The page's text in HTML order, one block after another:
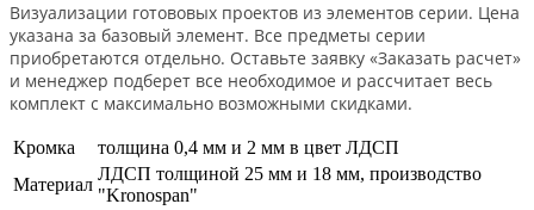
Визуализации готововых проектов из элементов серии. Цена
указана за базовый элемент. Все предметы серии
приобретаются отдельно. Оставьте заявку «Заказать расчет»
и менеджер подберет все необходимое и рассчитает весь
комплект с максимально возможными скидками.
Кромка
толщина 0,4 мм и 2 мм в цвет ЛДСП
Материал
ЛДСП толщиной 25 мм и 18 мм, производство
"Kronospan"